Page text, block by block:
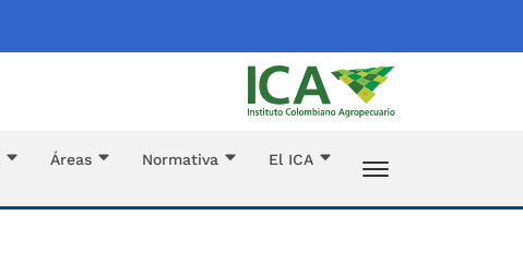
Áreas Normativa El ICA